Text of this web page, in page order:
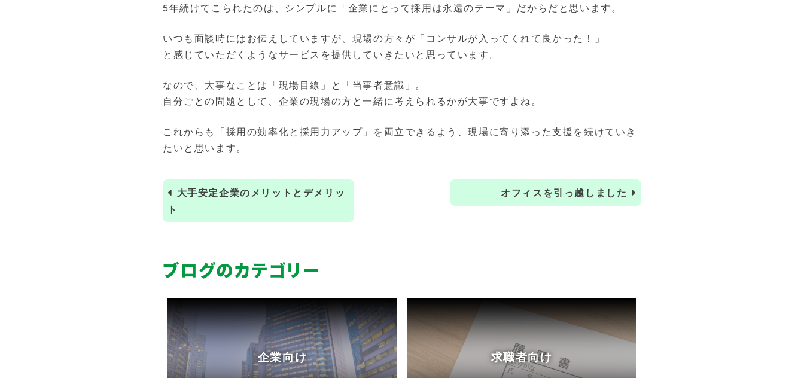
5年続けてこられたのは、シンプルに「企業にとって採用は永遠のテーマ」だからだと思います。
いつも面談時にはお伝えしていますが、現場の方々が「コンサルが入ってくれて良かった！」
と感じていただくようなサービスを提供していきたいと思っています。
なので、大事なことは「現場目線」と「当事者意識」。
自分ごとの問題として、企業の現場の方と一緒に考えられるかが大事ですよね。
これからも「採用の効率化と採用力アップ」を両立できるよう、現場に寄り添った支援を続けていき
たいと思います。
大手安定企業のメリットとデメリッ
ト
オフィスを引っ越しました
ブログのカテゴリー
企業向け 求職者向け